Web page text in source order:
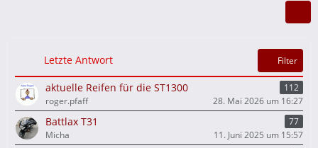
Letzte Antwort Filter
aktuelle Reifen für die ST1300
112
roger.pfaff
28. Mai 2026 um 16:27
Battlax T31
77
Micha
11. Juni 2025 um 15:57